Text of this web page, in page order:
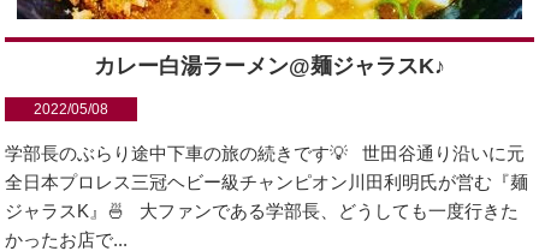
カレー白湯ラーメン@麺ジャラスK♪
2022/05/08
学部長のぶらり途中下車の旅の続きです💡 世田谷通り沿いに元
全日本プロレス三冠ヘビー級チャンピオン川田利明氏が営む『麺
ジャラスK』🍜 大ファンである学部長、どうしても一度行きた
かったお店で...